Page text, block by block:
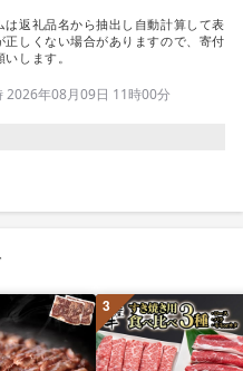
返礼品名から抽出し自動計算して表
しくない場合がありますので、寄付
します。
2026年08月09日 11時00分
3